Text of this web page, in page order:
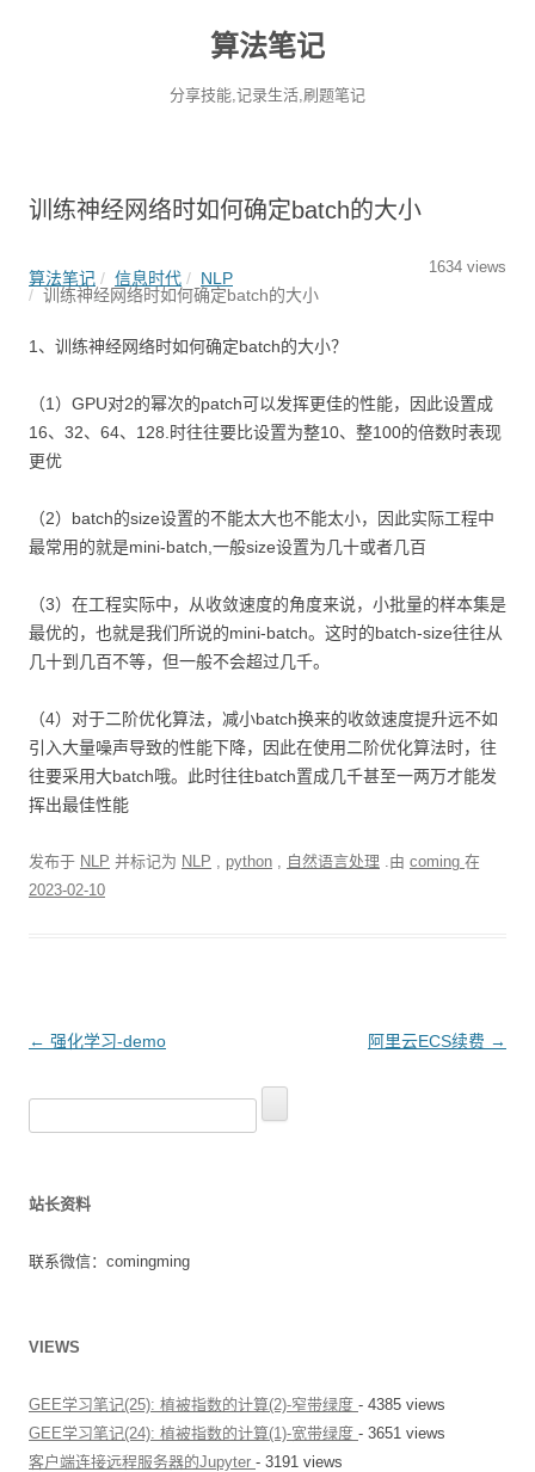
算法笔记
分享技能,记录生活,刷题笔记
训练神经网络时如何确定batch的大小
1634 views
算法笔记 信息时代
NLP
训练神经网络时如何确定batch的大小
1、训练神经网络时如何确定batch的大小？
（1）GPU对2的幂次的patch可以发挥更佳的性能，因此设置成
16、32、64、128.时往往要比设置为整10、整100的倍数时表现
更优
（2）batch的size设置的不能太大也不能太小，因此实际工程中
最常用的就是mini-batch,一般size设置为几十或者几百
（3）在工程实际中，从收敛速度的角度来说，小批量的样本集是
最优的，也就是我们所说的mini-batch。这时的batch-size往往从
几十到几百不等，但一般不会超过几千。
（4）对于二阶优化算法，减小batch换来的收敛速度提升远不如
引入大量噪声导致的性能下降，因此在使用二阶优化算法时，往
往要采用大batch哦。此时往往batch置成几千甚至一两万才能发
挥出最佳性能
发布于 NLP 并标记为 NLP , python , 自然语言处理 .由 coming 在
2023-02-10
文
← 强化学习-demo 阿里云ECS续费 →
搜
索
站长资料
联系微信：comingming
VIEWS
GEE学习笔记(25): 植被指数的计算(2)-窄带绿度 - 4385 views
GEE学习笔记(24): 植被指数的计算(1)-宽带绿度 - 3651 views
客户端连接远程服务器的Jupyter - 3191 views